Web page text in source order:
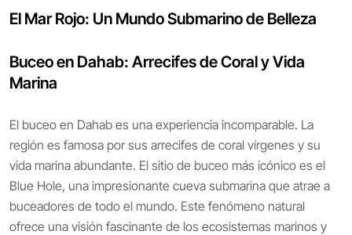
El Mar Rojo: Un Mundo Submarino de Belleza
Buceo en Dahab: Arrecifes de Coral y Vida
Marina
El buceo en Dahab es una experiencia incomparable. La
región es famosa por sus arrecifes de coral vírgenes y su
vida marina abundante. El sitio de buceo más icónico es el
Blue Hole, una impresionante cueva submarina que atrae a
buceadores de todo el mundo. Este fenómeno natural
ofrece una visión fascinante de los ecosistemas marinos y